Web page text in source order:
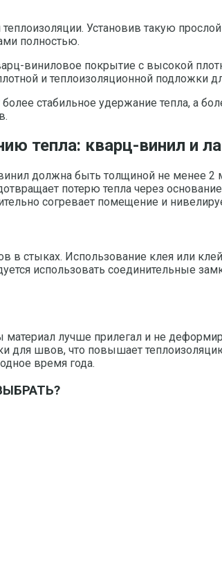
Установив такую
полностью.
виниловое покрытие с высокой
и теплоизоляционной подложки
стабильное удержание тепла, а
тепла: кварц-винил и
должна быть толщиной не менее
потерю тепла через
согревает помещение и
в стыках. Использование клея или
использовать соединительные
лучше прилегал и не
для швов, что повышает
время года.